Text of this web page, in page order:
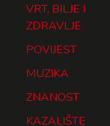
VRT, BILJE I
ZDRAVLJE
POVIJEST
MUZIKA
ZNANOST
KAZALIŠTE